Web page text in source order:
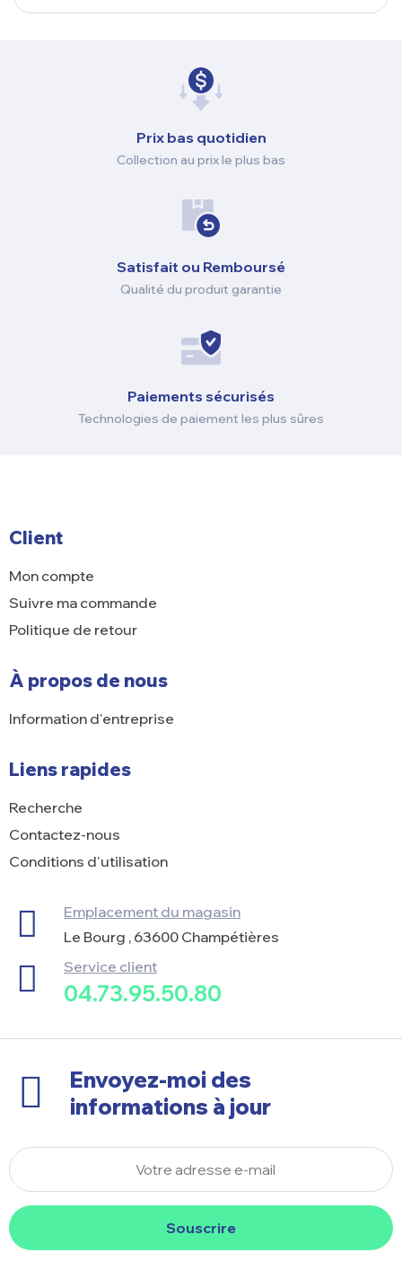
Prix ​​bas quotidien
Collection au prix le plus bas
Satisfait ou Remboursé
Qualité du produit garantie
Paiements sécurisés
Technologies de paiement les plus sûres
Client
Mon compte
Suivre ma commande
Politique de retour
À propos de nous
Information d'entreprise
Liens rapides
Recherche
Contactez-nous
Conditions d'utilisation
Emplacement du magasin
Le Bourg , 63600 Champétières
Service client
04.73.95.50.80
Envoyez-moi des
informations à jour
Souscrire